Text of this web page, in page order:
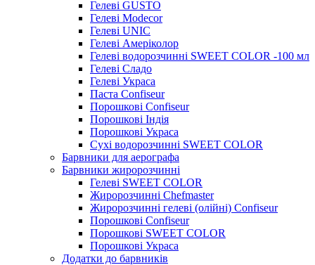
Гелеві GUSTO
Гелеві Modecor
Гелеві UNIC
Гелеві Амеріколор
Гелеві водорозчинні SWEET COLOR -100 мл
Гелеві Сладо
Гелеві Украса
Паста Confiseur
Порошкові Confiseur
Порошкові Індія
Порошкові Украса
Сухі водорозчинні SWEET COLOR
Барвники для аерографа
Барвники жиророзчинні
Гелеві SWEET COLOR
Жиророзчинні Chefmaster
Жиророзчинні гелеві (олійні) Confiseur
Порошкові Confiseur
Порошкові SWEET COLOR
Порошкові Украса
Додатки до барвників